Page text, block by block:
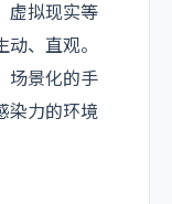
虚拟现实等
、直观。
场景化的手
染力的环境